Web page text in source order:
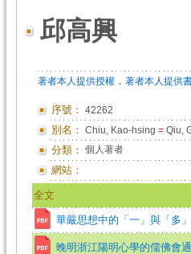
邱高興
著者本人提供授權． 著者本人提供
序號： 42262
別名： Chiu, Kao-hsing =Qiu,
分類： 個人著者
網站：
全文
華嚴思想中的「一」與「多」
晚明浙江陽明心學的儒佛會通